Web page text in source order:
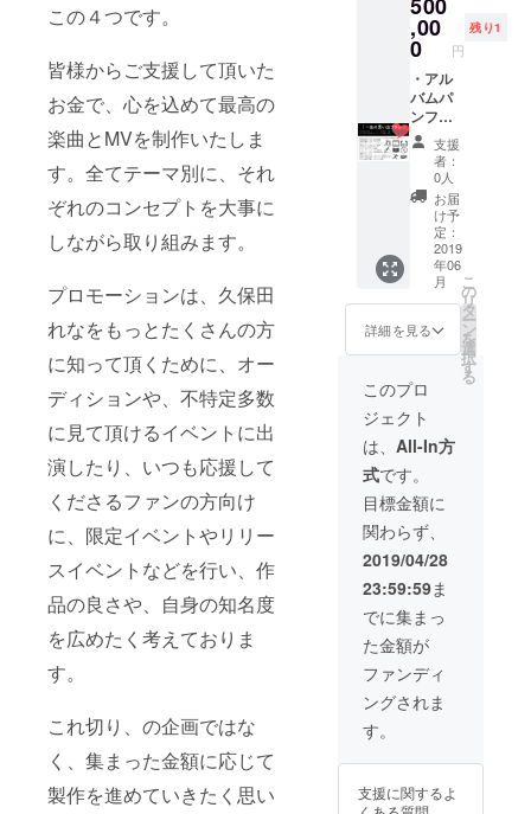
この４つです。
皆様からご支援して頂いた
お金で、心を込めて最高の
楽曲とMVを制作いたしま
す。全てテーマ別に、それ
ぞれのコンセプトを大事に
しながら取り組みます。
プロモーションは、久保田
れなをもっとたくさんの方
に知って頂くために、オー
ディションや、不特定多数
に見て頂けるイベントに出
演したり、いつも応援して
くださるファンの方向け
に、限定イベントやリリー
スイベントなどを行い、作
品の良さや、自身の知名度
を広めたく考えておりま
す。
これ切り、の企画ではな
く、集まった金額に応じて
製作を進めていきたく思い
す。ご
了承く
ださ
先行リ
リース
イベン
トご招
待はド
リンク
代別途
です。
イブ配
信にて
生中継
いたし
ます。
尚、配
信方法
は
Instagr
amの鍵
付きア
カウン
トから
のライ
ブ配信
を予定
してい
ます。
音質や
保証は
出来か
す。ご
了承く
ださ
い。 ※
先行リ
イベン
トご招
待はド
リンク
代別途
です。
了承下
さい。
※また公
序良俗
に反す
るお名
前は掲
載をお
断りす
る事が
御座い
ます、
ご注意
くださ
い。 ※
遠方の
方な
ど、当
ントに
参加で
きない
方に
は、ラ
イブ配
信にて
生中継
いたし
ます。
尚、配
信方法
は
Instagr
amの鍵
付きア
カウン
トから
を予定
してい
ます。
リリー
スイベ
ントの
リハー
サル見
学招待
・クボ
タメシ
イベン
トご招
援時に
必ず備
考欄に
ご希望
のお名
前をご
記入く
ださ
い。 記
入がな
い場合
は
CAMPF
IREにて
使用さ
れてい
るハン
ドル
ネーム
を使用
させて
頂きま
す、ご
了承下
さい。
※また公
るお名
載をお
・サイ
ン入り
アルバ
ムパン
フレッ
ト ・先
行リ
リース
イベン
トにご
招待 ・
Album
CD先行
プレゼ
ント ・
限定
フォト
ブック
プレゼ
ント ・
リリー
スイベ
ントご
招待 ・
リリー
スイベ
ントリ
ハ特別
入場可
能 ・プ
ライ
ベート
ライブ
（手料
理付
き） ・
たオリ
ソング
,00
0 円
残り1
・アル
バムパ
ンフ
レット
にメッ
セージ
付きで
お名前
を記載
・久保
田れな
からお
礼の動
画 ・長
文手書
きメッ
セージ
レター
・サイ
ン入り
アルバ
ムパン
フレッ
ト ・先
行リ
リース
イベン
トにご
招待 ・
1st
Album
CD先行
プレゼ
ント ・
ブック
ント ・
支援
者：
0人
お届
け予
定：
2019
年06
月
詳細を見る
こ
の
リ
タ
ー
ン
を
選
択
す
る
このプロ
ジェクト
は、 All-In方
式です。
目標金額に
関わらず、
2019/04/28
23:59:59ま
でに集まっ
た金額が
ファンディ
ングされま
す。
支援に関するよ